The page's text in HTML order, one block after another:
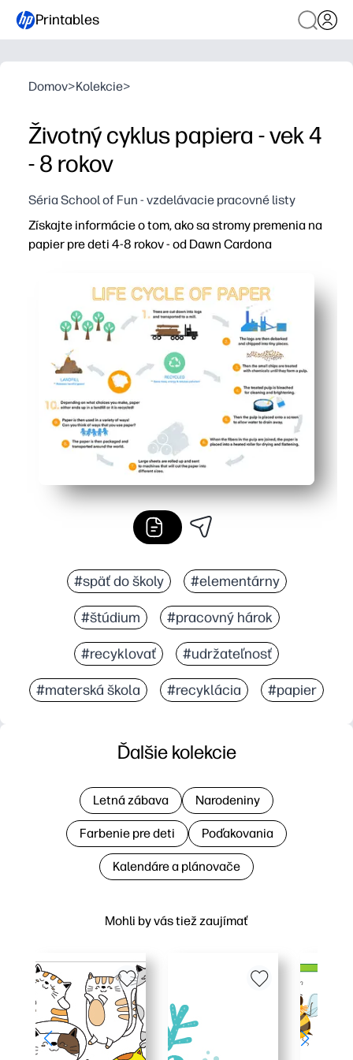
Printables
Domov>Kolekcie>
Životný cyklus papiera - vek 4
- 8 rokov
Séria School of Fun - vzdelávacie pracovné listy
Získajte informácie o tom, ako sa stromy premenia na
papier pre deti 4-8 rokov - od Dawn Cardona
#späť do školy #elementárny
#štúdium #pracovný hárok
#recyklovať #udržateľnosť
#materská škola #recyklácia #papier
Mohli by vás tiež zaujímať
Ďalšie kolekcie
Letná zábava Narodeniny
Farbenie pre deti Poďakovania
Kalendáre a plánovače